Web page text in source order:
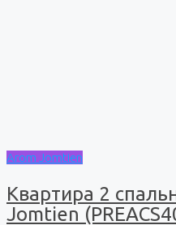
Arom Jomtien
Квартира 2
Jomtien